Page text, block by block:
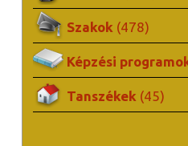
Szakok (478)
Képzési
Tanszékek (45)